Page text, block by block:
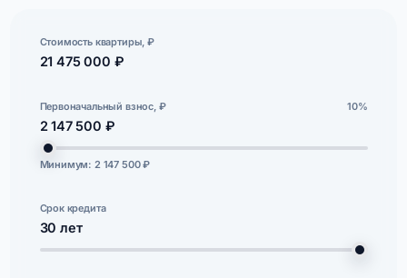
Стоимость квартиры, ₽
21 475 000 ₽
Первоначальный взнос, ₽ 10%
2 147 500 ₽
Минимум: 2 147 500 ₽
Срок кредита
30 лет